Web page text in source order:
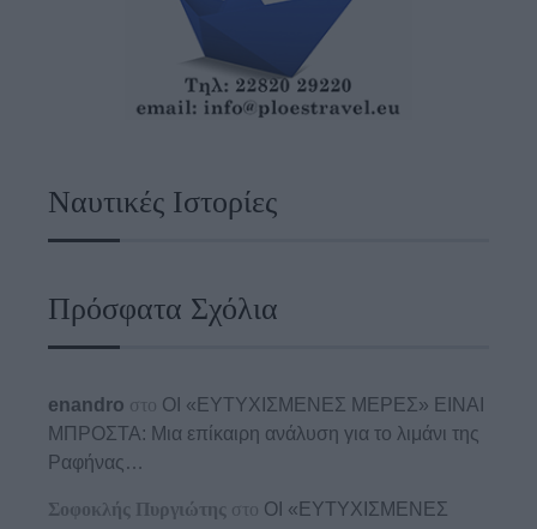
Ναυτικές Ιστορίες
Πρόσφατα Σχόλια
enandro στο ΟΙ «ΕΥΤΥΧΙΣΜΕΝΕΣ ΜΕΡΕΣ» ΕΙΝΑΙ
ΜΠΡΟΣΤΑ: Μια επίκαιρη ανάλυση για το λιμάνι της
Ραφήνας…
Σοφοκλής Πυργιώτης στο ΟΙ «ΕΥΤΥΧΙΣΜΕΝΕΣ